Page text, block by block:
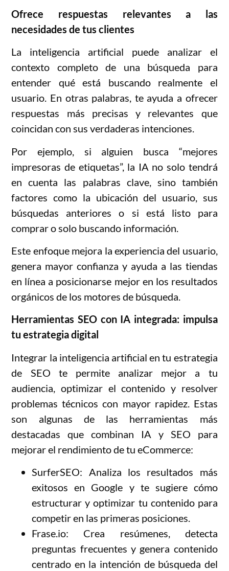
Ofrece respuestas relevantes a las
necesidades de tus clientes
La inteligencia artificial puede analizar el
contexto completo de una búsqueda para
entender qué está buscando realmente el
usuario. En otras palabras, te ayuda a ofrecer
respuestas más precisas y relevantes que
coincidan con sus verdaderas intenciones.
Por ejemplo, si alguien busca “mejores
impresoras de etiquetas”, la IA no solo tendrá
en cuenta las palabras clave, sino también
factores como la ubicación del usuario, sus
búsquedas anteriores o si está listo para
comprar o solo buscando información.
Este enfoque mejora la experiencia del usuario,
genera mayor confianza y ayuda a las tiendas
en línea a posicionarse mejor en los resultados
orgánicos de los motores de búsqueda.
Herramientas SEO con IA integrada: impulsa
tu estrategia digital
Integrar la inteligencia artificial en tu estrategia
de SEO te permite analizar mejor a tu
audiencia, optimizar el contenido y resolver
problemas técnicos con mayor rapidez. Estas
son algunas de las herramientas más
destacadas que combinan IA y SEO para
mejorar el rendimiento de tu eCommerce:
SurferSEO: Analiza los resultados más
exitosos en Google y te sugiere cómo
estructurar y optimizar tu contenido para
competir en las primeras posiciones.
Frase.io: Crea resúmenes, detecta
preguntas frecuentes y genera contenido
centrado en la intención de búsqueda del